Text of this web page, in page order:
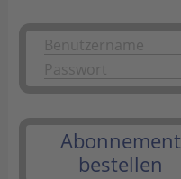
Abonnement
bestellen